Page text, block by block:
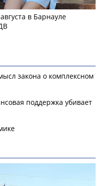
в Барнауле
закона о комплексном
поддержка убивает